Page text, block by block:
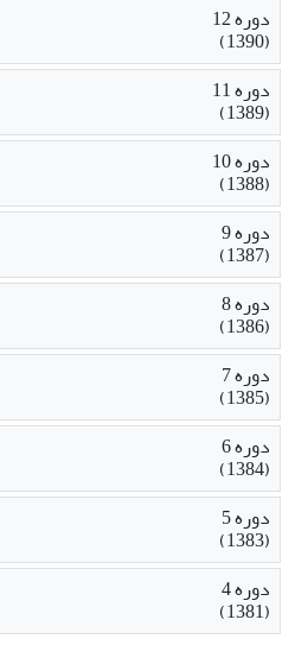
دوره 12
(1390)
دوره 11
(1389)
دوره 10
(1388)
دوره 9
(1387)
دوره 8
(1386)
دوره 7
(1385)
دوره 6
(1384)
دوره 5
(1383)
دوره 4
(1381)